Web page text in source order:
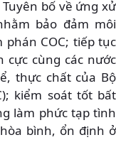
bố về ứng xử
bảo đảm môi
COC; tiếp tục
cùng các nước
thực chất của Bộ
kiểm soát tốt bất
làm phức tạp tình
bình, ổn định ở